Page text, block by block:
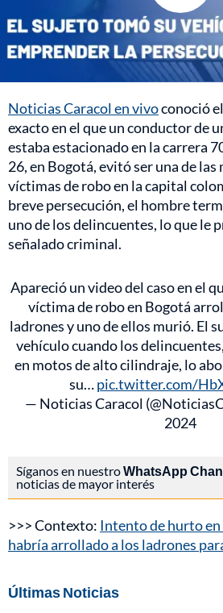
Noticias Caracol en vivoconoció
exacto en el que un conductor de
estaba estacionado en la carrera
26, en Bogotá, evitó ser una de las
víctimas de robo en la capital
breve persecución, el hombre
uno de los delincuentes, lo que le
señalado criminal.
Apareció un video del caso en el
víctima de robo en Bogotá
ladrones y uno de ellos murió. El
vehículo cuando los
en motos de alto cilindraje, lo
su…pic.twitter.com/
— Noticias Caracol
2024
Síganos en nuestroWhatsApp
noticias de mayor interés
>>> Contexto: Intento de hurto
habría arrollado a los ladrones
Últimas Noticias